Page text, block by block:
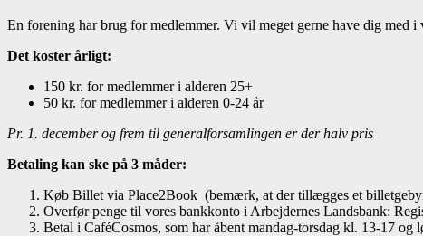
En forening har brug for medlemmer. Vi vil meget gerne have dig med
Det koster årligt:
150 kr. for medlemmer i alderen 25+
50 kr. for medlemmer i alderen 0-24 år
Pr. 1. december og frem til generalforsamlingen er der halv pris
Betaling kan ske på 3 måder:
Køb Billet via Place2Book (bemærk, at der tillægges et
Overfør penge til vores bankkonto i Arbejdernes Landsbank:
Betal i CaféCosmos, som har åbent mandag-torsdag kl. 13-17